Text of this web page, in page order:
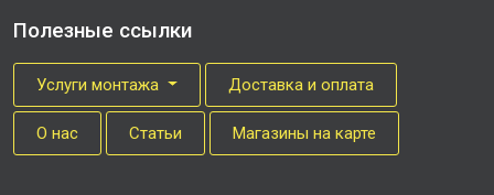
Полезные ссылки
Услуги монтажа Доставка и оплата
О нас Cтатьи Магазины на карте